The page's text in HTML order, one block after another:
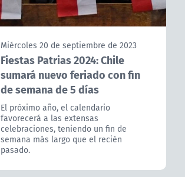
Miércoles 20 de septiembre de 2023
Fiestas Patrias 2024: Chile
sumará nuevo feriado con fin
de semana de 5 días
El próximo año, el calendario
favorecerá a las extensas
celebraciones, teniendo un fin de
semana más largo que el recién
pasado.